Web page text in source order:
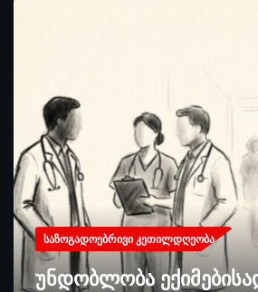
ᲡᲐᲖᲝᲒᲐᲓᲝᲔᲑᲠᲘᲕᲘ ᲙᲔᲗᲘᲚᲓᲦᲔᲝᲑᲐ
უნდობლობა